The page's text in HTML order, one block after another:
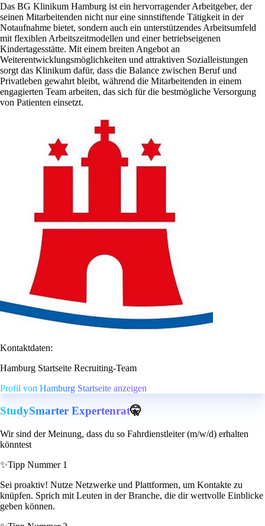
Das BG Klinikum Hamburg ist ein hervorragender Arbeitgeber, der
seinen Mitarbeitenden nicht nur eine sinnstiftende Tätigkeit in der
Notaufnahme bietet, sondern auch ein unterstützendes Arbeitsumfeld
mit flexiblen Arbeitszeitmodellen und einer betriebseigenen
Kindertagesstätte. Mit einem breiten Angebot an
Weiterentwicklungsmöglichkeiten und attraktiven Sozialleistungen
sorgt das Klinikum dafür, dass die Balance zwischen Beruf und
Privatleben gewahrt bleibt, während die Mitarbeitenden in einem
engagierten Team arbeiten, das sich für die bestmögliche Versorgung
von Patienten einsetzt.
Kontaktdaten:
Hamburg Startseite Recruiting-Team
Profil von Hamburg Startseite anzeigen
StudySmarter Expertenrat🤫
Wir sind der Meinung, dass du so Fahrdienstleiter (m/w/d) erhalten
könntest
✨Tipp Nummer 1
Sei proaktiv! Nutze Netzwerke und Plattformen, um Kontakte zu
knüpfen. Sprich mit Leuten in der Branche, die dir wertvolle Einblicke
geben können.